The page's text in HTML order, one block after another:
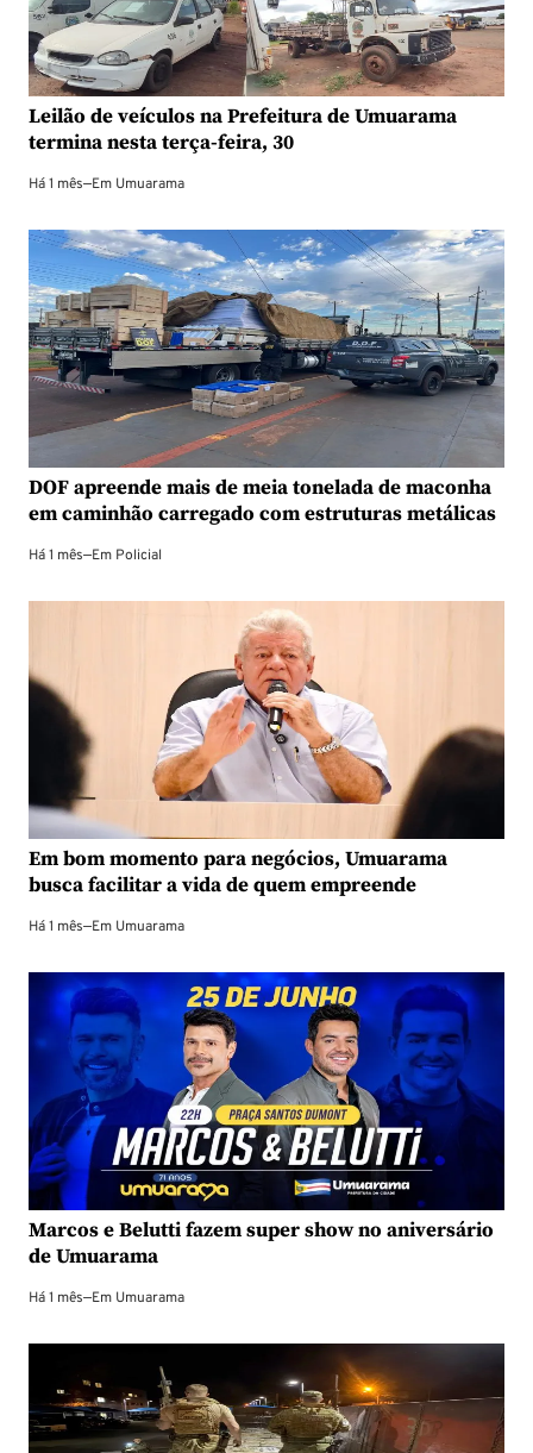
Leilão de veículos na Prefeitura de Umuarama
termina nesta terça-feira, 30
Há 1 mês—Em Umuarama
DOF apreende mais de meia tonelada de maconha
em caminhão carregado com estruturas metálicas
Há 1 mês—Em Policial
Em bom momento para negócios, Umuarama
busca facilitar a vida de quem empreende
Há 1 mês—Em Umuarama
Marcos e Belutti fazem super show no aniversário
de Umuarama
Há 1 mês—Em Umuarama